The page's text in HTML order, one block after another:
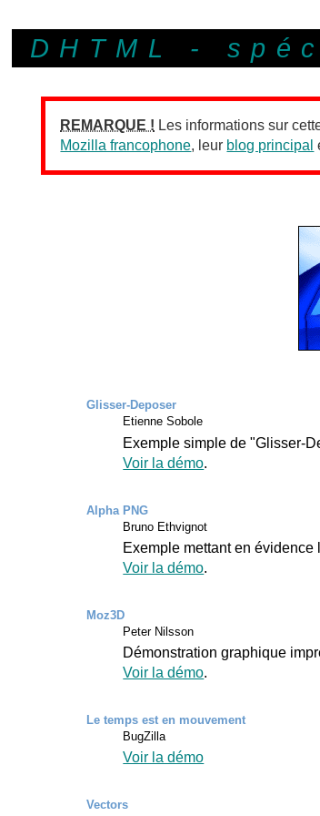
DHTML -
REMARQUE ! Les informations sur
Mozilla francophone, leur blog principal
Glisser-Deposer
Etienne Sobole
Exemple simple de "Glisser-
Voir la démo.
Alpha PNG
Bruno Ethvignot
Exemple mettant en
Voir la démo.
Moz3D
Peter Nilsson
Démonstration graphique
Voir la démo.
Le temps est en mouvement
BugZilla
Voir la démo
Vectors